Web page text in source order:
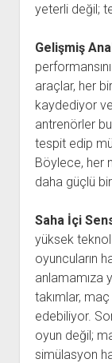
yeterli değil;
Gelişmiş
araçlar, her
kaydediyor
antrenörler bu
tespit edip
Böylece, her
daha güçlü
Saha İçi
yüksek
oyuncuların
anlamamıza
takımlar,
edebiliyor.
oyun değil;
simülasyon